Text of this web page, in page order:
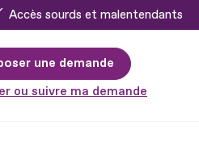
Accès sourds et malentendants
une demande
ou suivre ma demande